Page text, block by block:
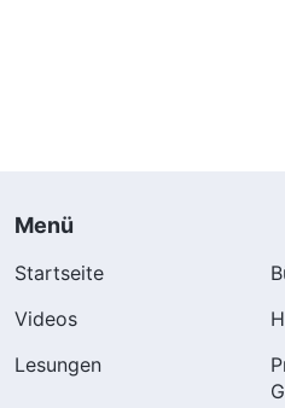
Menü
Startseite
Videos
Lesungen